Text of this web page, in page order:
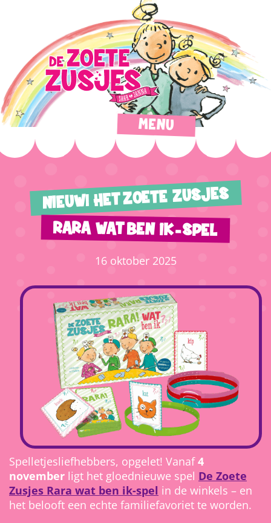
MENU
NIEUW! HET ZOETE ZUSJES
RARA WAT BEN IK-SPEL
16 oktober 2025
Spelletjesliefhebbers, opgelet! Vanaf4
november ligt het gloednieuwe spel De Zoete
Zusjes Rara wat ben ik-spel in de winkels – en
het belooft een echte familiefavoriet te worden.